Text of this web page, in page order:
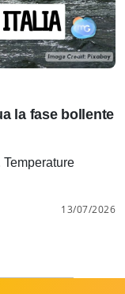
la fase bollente
13/07/2026